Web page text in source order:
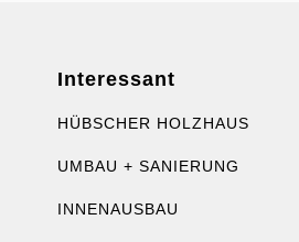
Interessant
HÜBSCHER HOLZHAUS
UMBAU + SANIERUNG
INNENAUSBAU